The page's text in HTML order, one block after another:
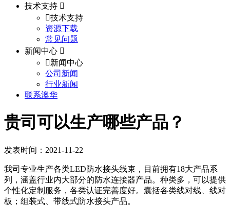
技术支持
技术支持
资源下载
常见问题
新闻中心
新闻中心
公司新闻
行业新闻
联系澳华
贵司可以生产哪些产品？
发表时间：2021-11-22
我司专业生产各类LED防水接头线束，目前拥有18大产品系
列，涵盖行业内大部分的防水连接器产品。种类多，可以提供
个性化定制服务，各类认证完善度好。囊括各类线对线、线对
板；组装式、带线式防水接头产品。